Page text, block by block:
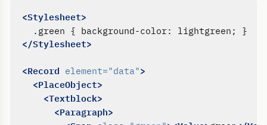
<Stylesheet>
</Stylesheet>
<Record element="data">
<PlaceObject>
<Textblock>
<Paragraph>